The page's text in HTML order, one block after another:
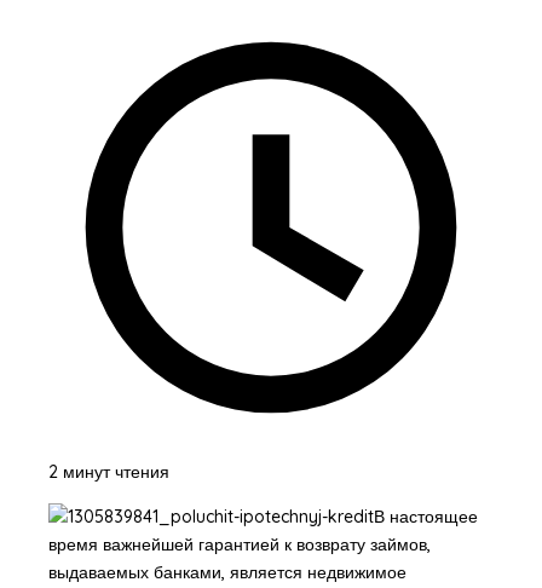
2 минут чтения
В настоящее
время важнейшей гарантией к возврату займов,
выдаваемых банками, является недвижимое